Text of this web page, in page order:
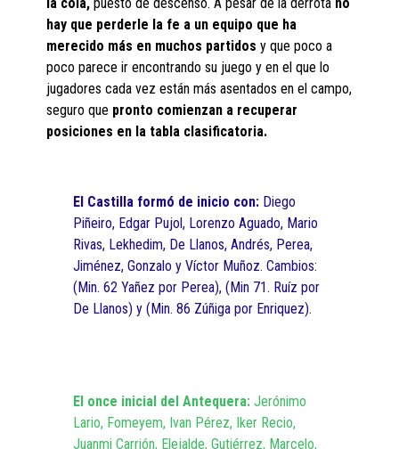
hay que perderle la fe a un equipo que ha
merecido más en muchos partidos y que poco a
poco parece ir encontrando su juego y en el que lo
jugadores cada vez están más asentados en el campo,
seguro que pronto comienzan a recuperar
posiciones en la tabla clasificatoria.
El Castilla formó de inicio con: Diego
Piñeiro, Edgar Pujol, Lorenzo Aguado, Mario
Rivas, Lekhedim, De Llanos, Andrés, Perea,
Jiménez, Gonzalo y Víctor Muñoz. Cambios:
(Min. 62 Yañez por Perea), (Min 71. Ruíz por
De Llanos) y (Min. 86 Zúñiga por Enriquez).
El once inicial del Antequera: Jerónimo
Lario, Fomeyem, Ivan Pérez, Iker Recio,
Juanmi Carrión, Elejalde, Gutiérrez, Marcelo,